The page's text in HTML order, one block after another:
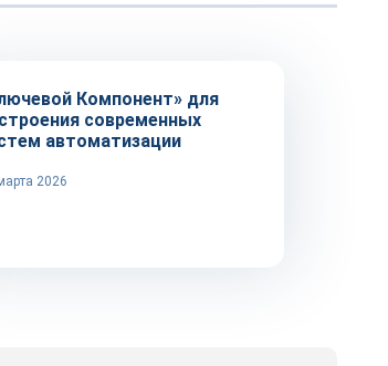
Компонент» для
современных
автоматизации
2026